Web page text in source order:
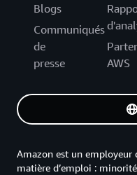
Blogs
Communiqués
de
presse
AWS
Amazon est un employeur
matière d’emploi :